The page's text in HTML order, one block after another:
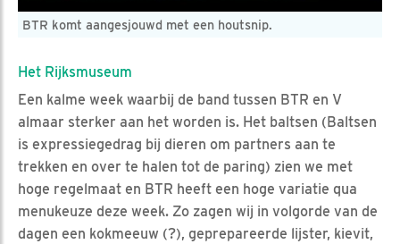
BTR komt aangesjouwd met een houtsnip.
Het Rijksmuseum
Een kalme week waarbij de band tussen BTR en V
almaar sterker aan het worden is. Het baltsen (Baltsen
is expressiegedrag bij dieren om partners aan te
trekken en over te halen tot de paring) zien we met
hoge regelmaat en BTR heeft een hoge variatie qua
menukeuze deze week. Zo zagen wij in volgorde van de
dagen een kokmeeuw (?), geprepareerde lijster, kievit,